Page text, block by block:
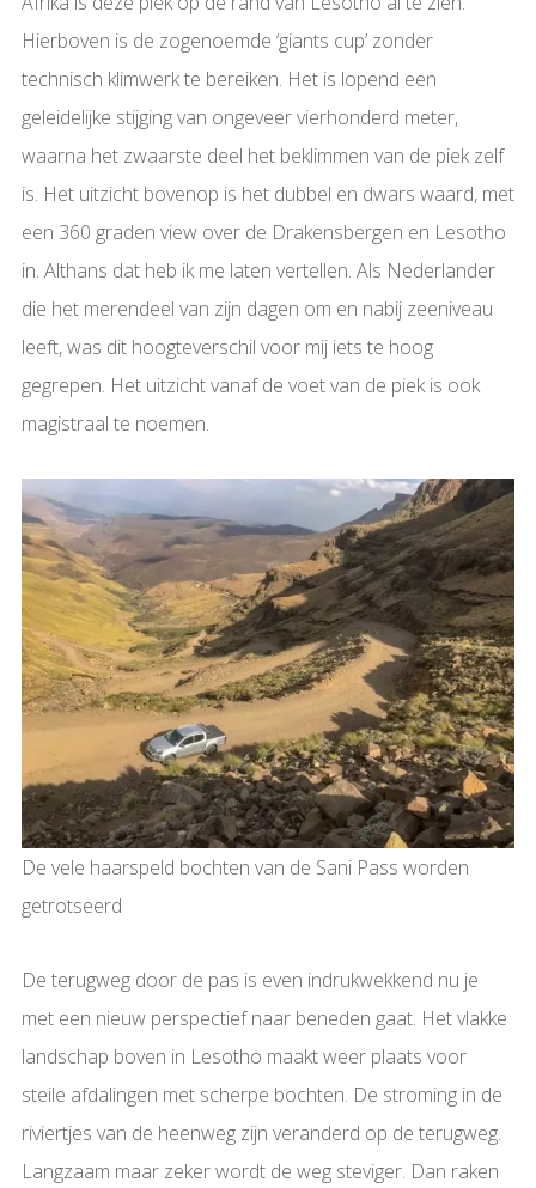
Hierboven is de zogenoemde ‘giants cup’ zonder
technisch klimwerk te bereiken. Het is lopend een
geleidelijke stijging van ongeveer vierhonderd meter,
waarna het zwaarste deel het beklimmen van de piek zelf
is. Het uitzicht bovenop is het dubbel en dwars waard, met
een 360 graden view over de Drakensbergen en Lesotho
in. Althans dat heb ik me laten vertellen. Als Nederlander
die het merendeel van zijn dagen om en nabij zeeniveau
leeft, was dit hoogteverschil voor mij iets te hoog
gegrepen. Het uitzicht vanaf de voet van de piek is ook
magistraal te noemen.
De vele haarspeld bochten van de Sani Pass worden
getrotseerd
De terugweg door de pas is even indrukwekkend nu je
met een nieuw perspectief naar beneden gaat. Het vlakke
landschap boven in Lesotho maakt weer plaats voor
steile afdalingen met scherpe bochten. De stroming in de
riviertjes van de heenweg zijn veranderd op de terugweg.
Langzaam maar zeker wordt de weg steviger. Dan raken